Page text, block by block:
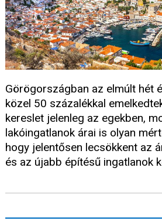
Görögországban az elmúlt hét
közel 50 százalékkal
kereslet jelenleg az egekben,
lakóingatlanok árai is olyan
hogy jelentősen lecsökkent az
és az újabb építésű ingatlanok